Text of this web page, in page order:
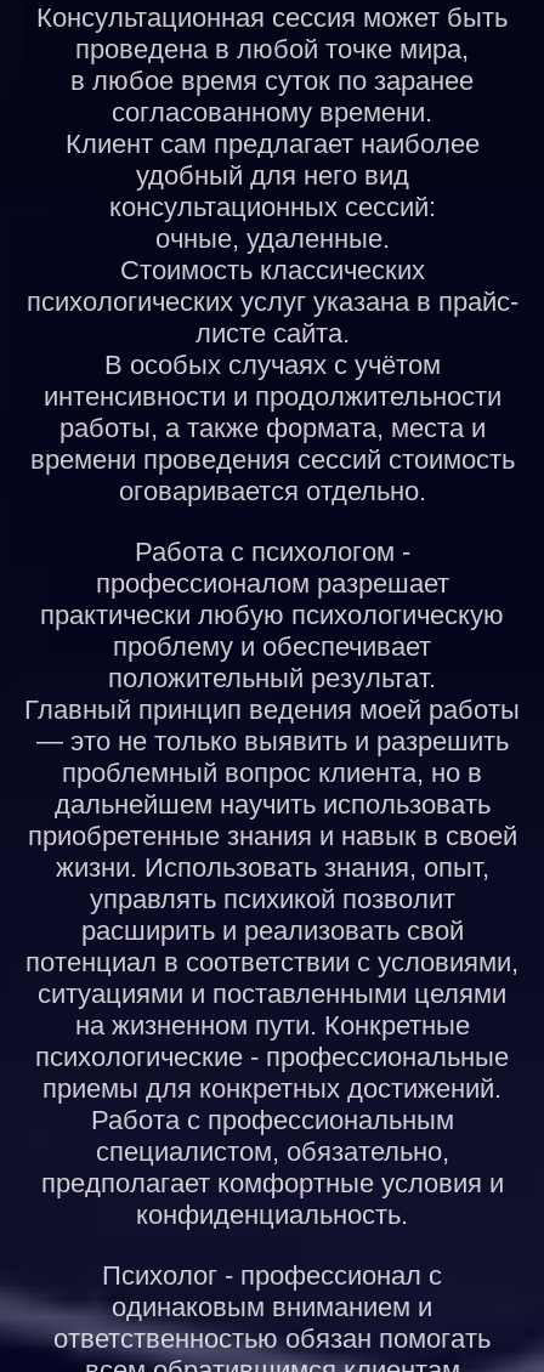
Консультационная сессия может быть
проведена в любой точке мира,
в любое время суток по заранее
согласованному времени.
Клиент сам предлагает наиболее
удобный для него вид
консультационных сессий:
очные, удаленные.
Стоимость классических
психологических услуг указана в прайс-
листе сайта.
В особых случаях с учётом
интенсивности и продолжительности
работы, а также формата, места и
времени проведения сессий стоимость
оговаривается отдельно.
Работа с психологом -
профессионалом разрешает
практически любую психологическую
проблему и обеспечивает
положительный результат.
Главный принцип ведения моей работы
— это не только выявить и разрешить
проблемный вопрос клиента, но в
дальнейшем научить использовать
приобретенные знания и навык в своей
жизни. Использовать знания, опыт,
управлять психикой позволит
расширить и реализовать свой
потенциал в соответствии с условиями,
ситуациями и поставленными целями
на жизненном пути. Конкретные
психологические - профессиональные
приемы для конкретных достижений.
Работа с профессиональным
специалистом, обязательно,
предполагает комфортные условия и
конфиденциальность.
Психолог - профессионал с
одинаковым вниманием и
ответственностью обязан помогать